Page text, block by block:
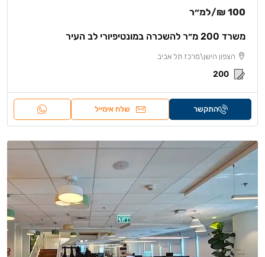
100 ₪ /למ״ר
משרד 200 מ״ר להשכרה במונטיפיורי לב העיר
הצפון הישן\מרכז תל אביב
200
התקשר שלח אימייל